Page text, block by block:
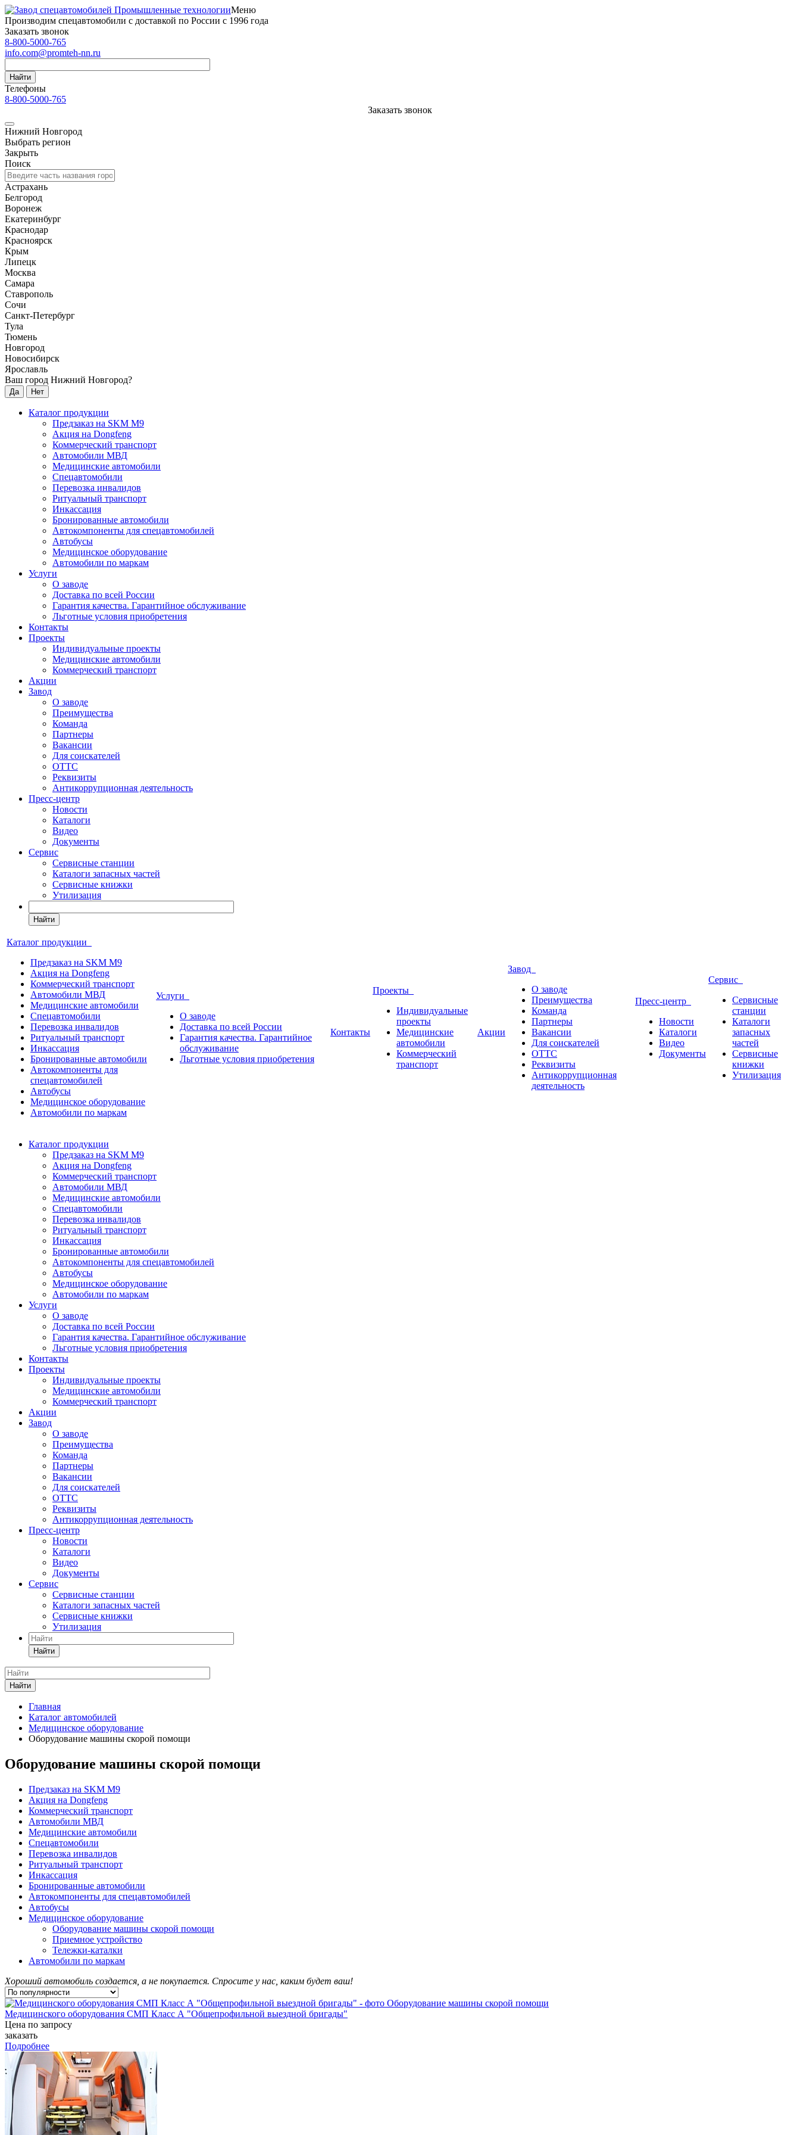
Меню
Производим спецавтомобили с доставкой по России с 1996 года
Заказать звонок
8-800-5000-765
info.com@promteh-nn.ru
Найти
Телефоны
8-800-5000-765
Заказать звонок
Нижний Новгород
Выбрать регион
Закрыть
Поиск
Астрахань
Белгород
Воронеж
Екатеринбург
Краснодар
Красноярск
Крым
Липецк
Москва
Самара
Ставрополь
Сочи
Санкт-Петербург
Тула
Тюмень
Новгород
Новосибирск
Ярославль
Ваш город Нижний Новгород?
Да Нет
Каталог продукции
Предзаказ на SKM M9
Акция на Dongfeng
Коммерческий транспорт
Автомобили МВД
Медицинские автомобили
Спецавтомобили
Перевозка инвалидов
Ритуальный транспорт
Инкассация
Бронированные автомобили
Автокомпоненты для спецавтомобилей
Автобусы
Медицинское оборудование
Автомобили по маркам
Услуги
О заводе
Доставка по всей России
Гарантия качества. Гарантийное обслуживание
Льготные условия приобретения
Контакты
Проекты
Индивидуальные проекты
Медицинские автомобили
Коммерческий транспорт
Акции
Завод
О заводе
Преимущества
Команда
Партнеры
Вакансии
Для соискателей
ОТТС
Реквизиты
Антикоррупционная деятельность
Пресс-центр
Новости
Каталоги
Видео
Документы
Сервис
Сервисные станции
Каталоги запасных частей
Сервисные книжки
Утилизация
Найти
Каталог продукции
Предзаказ на SKM M9
Акция на Dongfeng
Коммерческий транспорт
Автомобили МВД
Медицинские автомобили
Спецавтомобили
Перевозка инвалидов
Ритуальный транспорт
Инкассация
Бронированные автомобили
Автокомпоненты для
спецавтомобилей
Автобусы
Медицинское оборудование
Автомобили по маркам
Услуги
О заводе
Доставка по всей России
Гарантия качества. Гарантийное
обслуживание
Льготные условия приобретения
Контакты
Проекты
Индивидуальные
проекты
Медицинские
автомобили
Коммерческий
транспорт
Акции
Завод
О заводе
Преимущества
Команда
Партнеры
Вакансии
Для соискателей
ОТТС
Реквизиты
Антикоррупционная
деятельность
Пресс-центр
Новости
Каталоги
Видео
Документы
Сервис
Сервисные
станции
Каталоги
запасных
частей
Сервисные
книжки
Утилизация
Каталог продукции
Предзаказ на SKM M9
Акция на Dongfeng
Коммерческий транспорт
Автомобили МВД
Медицинские автомобили
Спецавтомобили
Перевозка инвалидов
Ритуальный транспорт
Инкассация
Бронированные автомобили
Автокомпоненты для спецавтомобилей
Автобусы
Медицинское оборудование
Автомобили по маркам
Услуги
О заводе
Доставка по всей России
Гарантия качества. Гарантийное обслуживание
Льготные условия приобретения
Контакты
Проекты
Индивидуальные проекты
Медицинские автомобили
Коммерческий транспорт
Акции
Завод
О заводе
Преимущества
Команда
Партнеры
Вакансии
Для соискателей
ОТТС
Реквизиты
Антикоррупционная деятельность
Пресс-центр
Новости
Каталоги
Видео
Документы
Сервис
Сервисные станции
Каталоги запасных частей
Сервисные книжки
Утилизация
Найти
Найти
Главная
Каталог автомобилей
Медицинское оборудование
Оборудование машины скорой помощи
Оборудование машины скорой помощи
Предзаказ на SKM M9
Акция на Dongfeng
Коммерческий транспорт
Автомобили МВД
Медицинские автомобили
Спецавтомобили
Перевозка инвалидов
Ритуальный транспорт
Инкассация
Бронированные автомобили
Автокомпоненты для спецавтомобилей
Автобусы
Медицинское оборудование
Оборудование машины скорой помощи
Приемное устройство
Тележки-каталки
Автомобили по маркам
Хороший автомобиль создается, а не покупается. Спросите у нас, каким будет ваш!
Медицинского оборудования СМП Класс А "Общепрофильной выездной бригады"
Цена по запросу
заказать
Подробнее